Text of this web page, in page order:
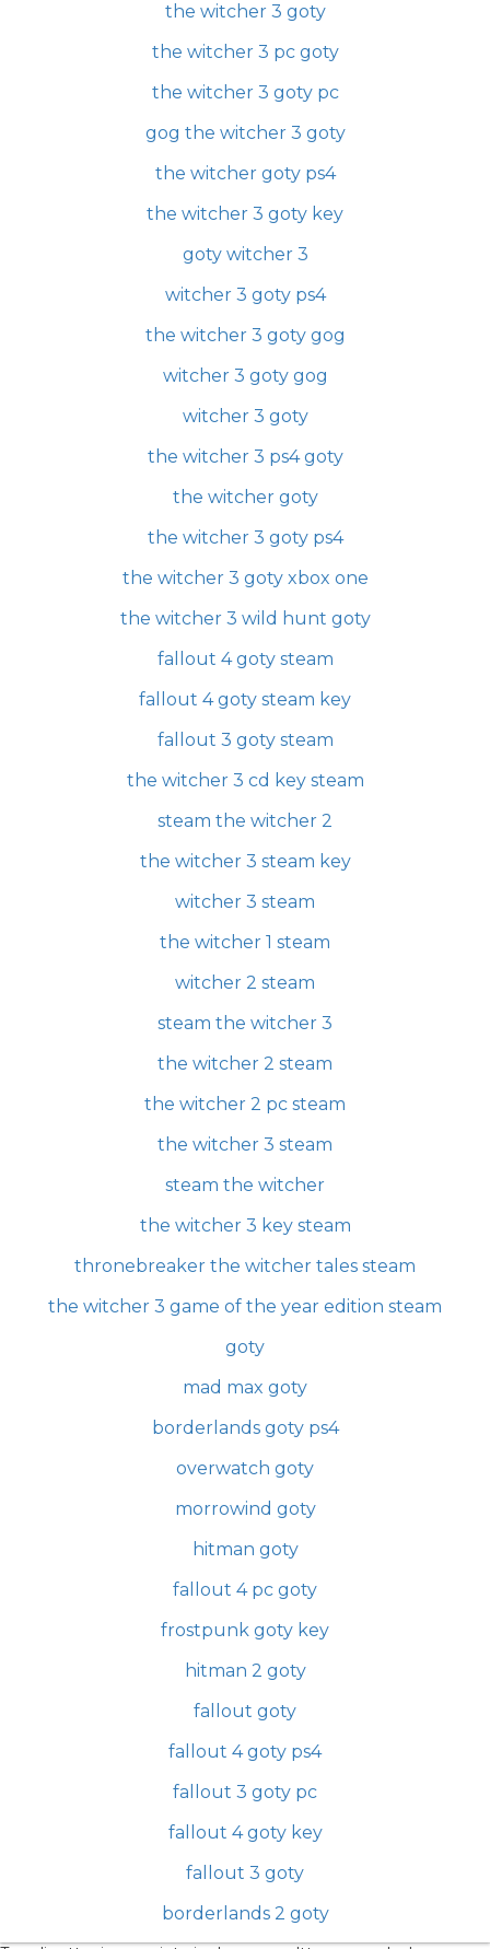
the witcher 3 goty
the witcher 3 pc goty
the witcher 3 goty pc
gog the witcher 3 goty
the witcher goty ps4
the witcher 3 goty key
goty witcher 3
witcher 3 goty ps4
the witcher 3 goty gog
witcher 3 goty gog
witcher 3 goty
the witcher 3 ps4 goty
the witcher goty
the witcher 3 goty ps4
the witcher 3 goty xbox one
the witcher 3 wild hunt goty
fallout 4 goty steam
fallout 4 goty steam key
fallout 3 goty steam
the witcher 3 cd key steam
steam the witcher 2
the witcher 3 steam key
witcher 3 steam
the witcher 1 steam
witcher 2 steam
steam the witcher 3
the witcher 2 steam
the witcher 2 pc steam
the witcher 3 steam
steam the witcher
the witcher 3 key steam
thronebreaker the witcher tales steam
the witcher 3 game of the year edition steam
goty
mad max goty
borderlands goty ps4
overwatch goty
morrowind goty
hitman goty
fallout 4 pc goty
frostpunk goty key
hitman 2 goty
fallout goty
fallout 4 goty ps4
fallout 3 goty pc
fallout 4 goty key
fallout 3 goty
borderlands 2 goty